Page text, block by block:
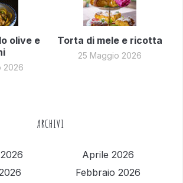
olive e
2026
Torta di mele e ricotta
25 Maggio 2026
ARCHIVI
Aprile 2026
Febbraio 2026